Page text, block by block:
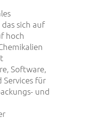
sich auf
hoch
Software,
für
und